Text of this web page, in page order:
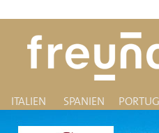
ITALIEN SPANIEN